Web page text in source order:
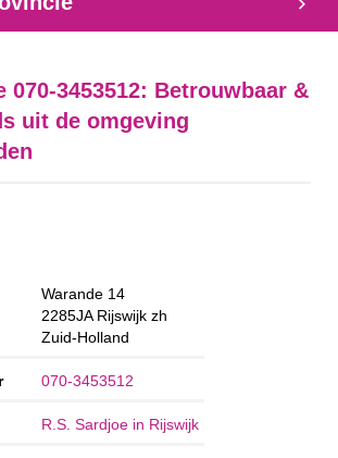
070-3453512: Betrouwbaar &
uit de omgeving
Warande 14
2285JA Rijswijk zh
Zuid-Holland
070-3453512
R.S. Sardjoe in Rijswijk